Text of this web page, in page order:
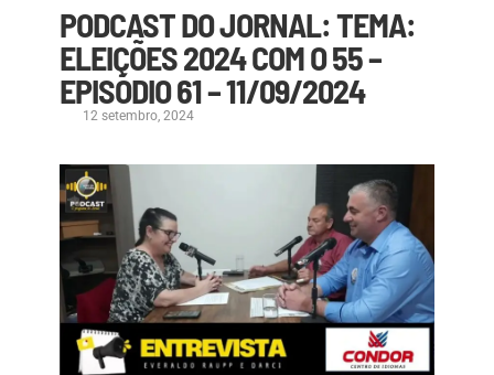
PODCAST DO JORNAL: TEMA:
ELEIÇÕES 2024 COM O 55 –
EPISÓDIO 61 – 11/09/2024
12 setembro, 2024